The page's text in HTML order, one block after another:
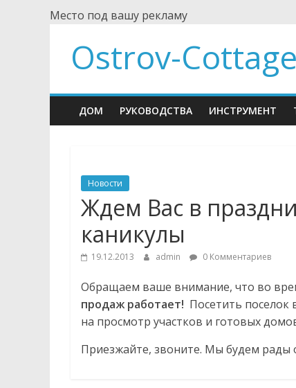
Skip
content
Место под вашу рекламу
Ostrov-
ДОМ РУКОВОДСТВА ИНСТРУМЕНТ
Новости
Ждем Вас в
каникулы
19.12.2013 admin 0 Комментариев
Обращаем ваше внимание, что во
продаж работает! Посетить
на просмотр участков и готовых
Приезжайте, звоните. Мы будем рады